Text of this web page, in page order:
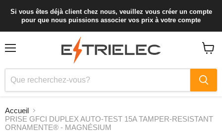
Si vous êtes déjà client chez nous, veuillez vous créer un compte
pour que nous puissions associer vos prix à votre compte
Accueil
PRISE GFCI DUPLEX AUTO-TEST 15A TAMPER-RESISTANT
ORNAMENTE® - MAGNÉSIUM